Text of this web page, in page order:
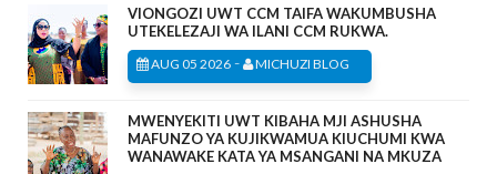
VIONGOZI UWT CCM TAIFA WAKUMBUSHA
UTEKELEZAJI WA ILANI CCM RUKWA.
AUG 05 2026 - MICHUZI BLOG
MWENYEKITI UWT KIBAHA MJI ASHUSHA
MAFUNZO YA KUJIKWAMUA KIUCHUMI KWA
WANAWAKE KATA YA MSANGANI NA MKUZA